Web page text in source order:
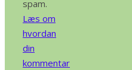
spam.
Læs om
hvordan
din
kommentar